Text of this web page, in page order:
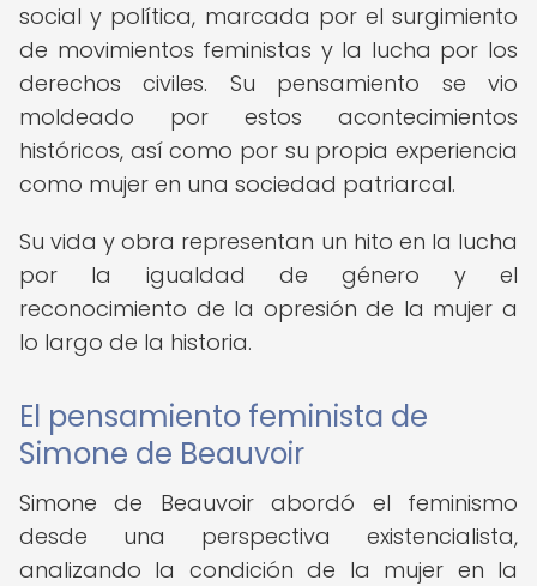
social y política, marcada por el surgimiento
de movimientos feministas y la lucha por los
derechos civiles. Su pensamiento se vio
moldeado por estos acontecimientos
históricos, así como por su propia experiencia
como mujer en una sociedad patriarcal.
Su vida y obra representan un hito en la lucha
por la igualdad de género y el
reconocimiento de la opresión de la mujer a
lo largo de la historia.
El pensamiento feminista de
Simone de Beauvoir
Simone de Beauvoir abordó el feminismo
desde una perspectiva existencialista,
analizando la condición de la mujer en la